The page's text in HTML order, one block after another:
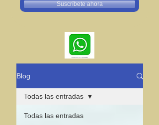
Suscríbete ahora
Blog
Todas las entradas
Todas las entradas